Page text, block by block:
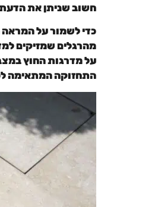
חשוב שניתן את
כדי לשמור על המראה
מהרגלים שמזיקים
על מדרגות החוץ
התחזוקה המתאימה